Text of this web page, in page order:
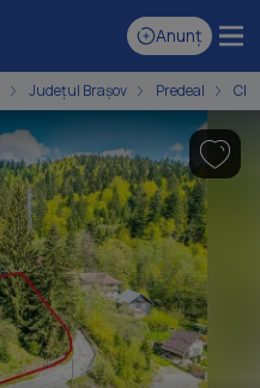
Anunț
Județul Brașov Predeal